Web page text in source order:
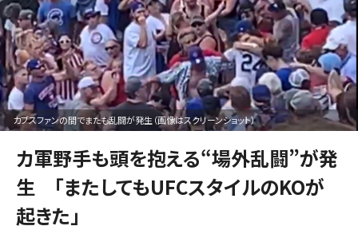
カブスファンの間でまたも乱闘が発生（画像はスクリーンショット）
カ軍野手も頭を抱える“場外乱闘”が発
生 「またしてもUFCスタイルのKOが
起きた」